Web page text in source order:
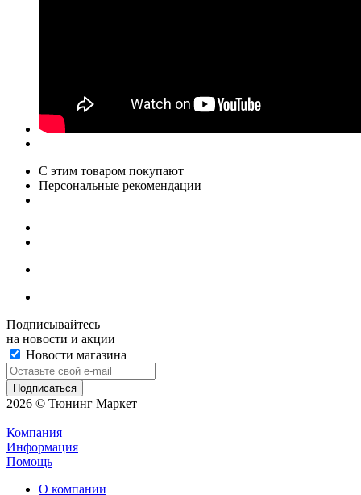
С этим товаром покупают
Персональные рекомендации
Подписывайтесь
на новости и акции
Новости магазина
2026 © Тюнинг Маркет
Компания
Информация
Помощь
О компании